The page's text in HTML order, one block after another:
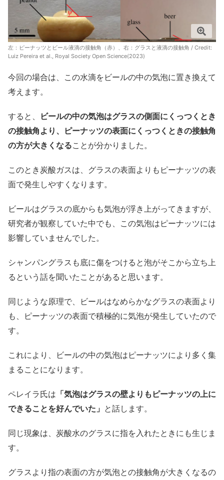
左：ピーナッツとビール液滴の接触角（赤）、右：グラスと液滴の接触角 / Credit:
Luiz Pereira et al., Royal Society Open Science(2023)
今回の場合は、この水滴をビールの中の気泡に置き換えて
考えます。
すると、
ビールの中の気泡はグラスの側面にくっつくとき
の接触角より、ピーナッツの表面にくっつくときの接触角
の方が大きくなることが分かりました。
このとき炭酸ガスは、グラスの表面よりもピーナッツの表
面で発生しやすくなります。
ビールはグラスの底からも気泡が浮き上がってきますが、
研究者が観察していた中でも、この気泡はピーナッツには
影響していませんでした。
シャンパングラスも底に傷をつけると泡がそこから立ち上
るという話を聞いたことがあると思います。
同じような原理で、ビールはなめらかなグラスの表面より
も、ピーナッツの表面で積極的に気泡が発生していたので
す。
これにより、ビールの中の気泡はピーナッツにより多く集
まることになります。
ペレイラ氏は 「気泡はグラスの壁よりもピーナッツの上に
できることを好んでいた」 と話します。
同じ現象は、炭酸水のグラスに指を入れたときにも生じま
す。
グラスより指の表面の方が気泡との接触角が大きくなるの